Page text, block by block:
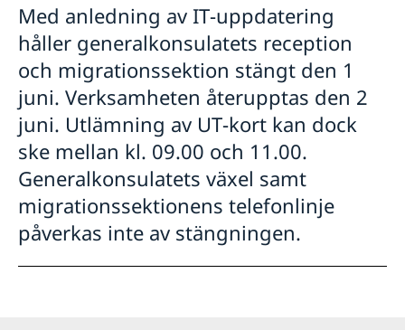
Avgifter
Så kan du få stöd
Svenska företag i Kina
Anmäl handelshinder
Med anledning av IT‑uppdatering
håller generalkonsulatets reception
och migrationssektion stängt den 1
juni. Verksamheten återupptas den 2
juni. Utlämning av UT‑kort kan dock
ske mellan kl. 09.00 och 11.00.
Generalkonsulatets växel samt
migrationssektionens telefonlinje
påverkas inte av stängningen.